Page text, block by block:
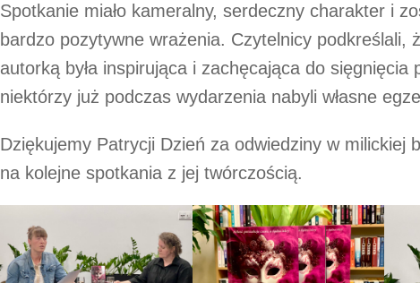
Spotkanie miało kameralny, serdeczny charakter i
bardzo pozytywne wrażenia. Czytelnicy podkreślali,
autorką była inspirująca i zachęcająca do sięgnięcia
niektórzy już podczas wydarzenia nabyli własne
Dziękujemy Patrycji Dzień za odwiedziny w milickiej
na kolejne spotkania z jej twórczością.